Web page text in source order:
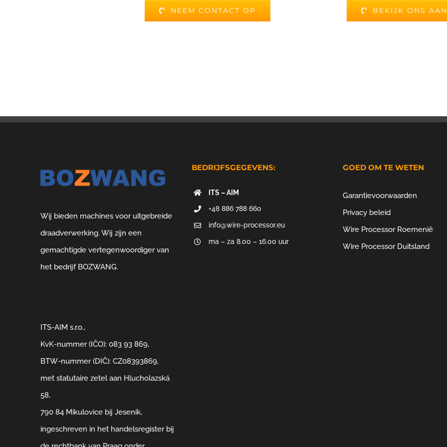
NEEM CONTACT OP BEKIJK ONS
Wij bieden machines voor uitgebreide
draadverwerking. Wij zijn een
gemachtigde vertegenwoordiger van
het bedrijf BOZWANG.
ITS-AIM s.r.o.,
KvK-nummer (IČO): 083 93 869,
BTW-nummer (DIČ): CZ08393869,
met statutaire zetel aan Hlucholazská
58,
790 84 Mikulovice bij Jeseník,
ingeschreven in het handelsregister bij
BEDRIJFSGEGEVENS:
ITS – AIM
+48 886 788 660
info@wire-processor.eu
ma – za 8.00 – 16.00 uur
GOED OM TE WETEN
Garantievoorwaarden
Privacy beleid
Wire Processor Roemenië
Wire Processor Duitsland